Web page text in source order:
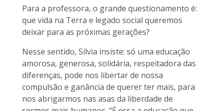
Para a professora, o grande questionamento é:
que vida na Terra e legado social queremos
deixar para as próximas gerações?
Nesse sentido, Sílvia insiste: só uma educação
amorosa, generosa, solidária, respeitadora das
diferenças, pode nos libertar de nossa
compulsão e ganância de querer ter mais, para
nos abrigarmos nas asas da liberdade de